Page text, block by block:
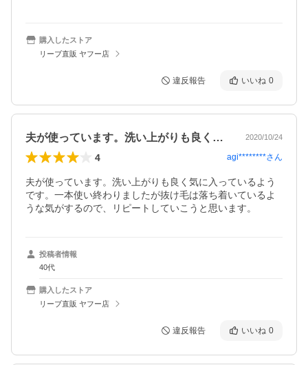
購入したストア
リーブ直販 ヤフー店
違反報告 いいね 0
夫が使っています。洗い上がりも良く気に… 2020/10/24
4 agi********さん
夫が使っています。洗い上がりも良く気に入っているよう
です。一本使い終わりましたが抜け毛は落ち着いているよ
うな気がするので、リピートしていこうと思います。
投稿者情報
40代
購入したストア
リーブ直販 ヤフー店
違反報告 いいね 0